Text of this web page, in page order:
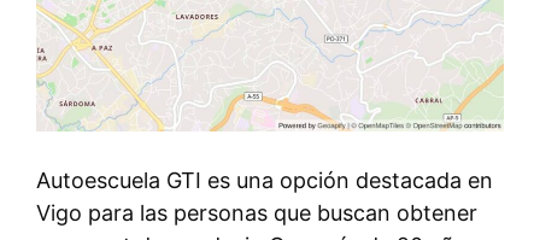
Autoescuela GTI es una opción destacada en
Vigo para las personas que buscan obtener